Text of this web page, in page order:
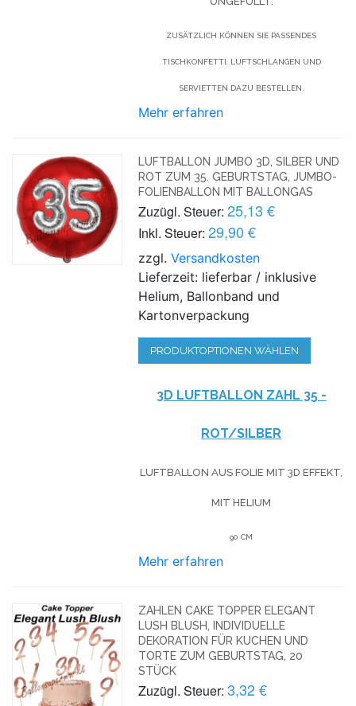
ZUSÄTZLICH KÖNNEN SIE PASSENDES
TISCHKONFETTI, LUFTSCHLANGEN UND
SERVIETTEN DAZU BESTELLEN.
Mehr erfahren
LUFTBALLON JUMBO 3D, SILBER UND
ROT ZUM 35. GEBURTSTAG, JUMBO-
FOLIENBALLON MIT BALLONGAS
Zuzügl. Steuer: 25,13 €
Inkl. Steuer: 29,90 €
zzgl.Versandkosten
Lieferzeit: lieferbar / inklusive
Helium, Ballonband und
Kartonverpackung
PRODUKTOPTIONEN WÄHLEN
3D LUFTBALLON ZAHL 35 -
ROT/SILBER
LUFTBALLON AUS FOLIE MIT 3D EFFEKT,
MIT HELIUM
90 CM
Mehr erfahren
ZAHLEN CAKE TOPPER ELEGANT
LUSH BLUSH, INDIVIDUELLE
DEKORATION FÜR KUCHEN UND
TORTE ZUM GEBURTSTAG, 20
STÜCK
Zuzügl. Steuer: 3,32 €